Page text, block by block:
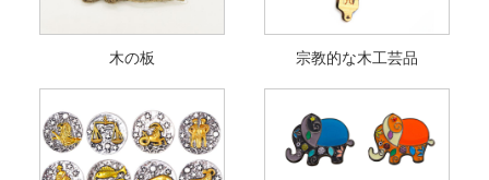
木の板 宗教的な木工芸品